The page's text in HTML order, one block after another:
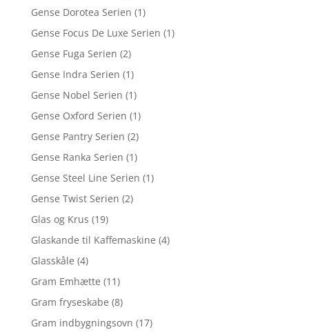
Gense Dorotea Serien (1)
Gense Focus De Luxe Serien (1)
Gense Fuga Serien (2)
Gense Indra Serien (1)
Gense Nobel Serien (1)
Gense Oxford Serien (1)
Gense Pantry Serien (2)
Gense Ranka Serien (1)
Gense Steel Line Serien (1)
Gense Twist Serien (2)
Glas og Krus (19)
Glaskande til Kaffemaskine (4)
Glasskåle (4)
Gram Emhætte (11)
Gram fryseskabe (8)
Gram indbygningsovn (17)